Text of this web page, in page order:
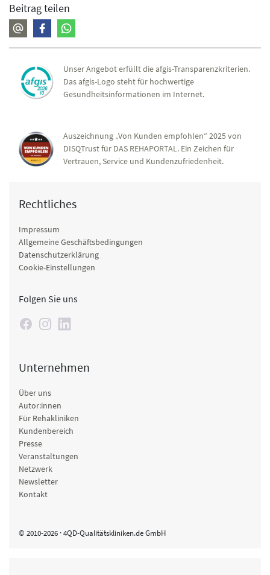
Beitrag teilen
Unser Angebot erfüllt die afgis-Transparenzkriterien.
Das afgis-Logo steht für hochwertige
Gesundheitsinformationen im Internet.
Auszeichnung „Von Kunden empfohlen“ 2025 von
DISQTrust für DAS REHAPORTAL. Ein Zeichen für
Vertrauen, Service und Kundenzufriedenheit.
Rechtliches
Impressum
Allgemeine Geschäftsbedingungen
Datenschutzerklärung
Cookie-Einstellungen
Folgen Sie uns
Unternehmen
Über uns
Autor:innen
Für Rehakliniken
Kundenbereich
Presse
Veranstaltungen
Netzwerk
Newsletter
Kontakt
© 2010-2026 · 4QD-Qualitätskliniken.de GmbH